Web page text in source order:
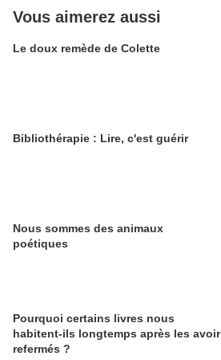
Vous aimerez aussi
Le doux remède de Colette
Bibliothérapie : Lire, c'est guérir
Nous sommes des animaux
poétiques
Pourquoi certains livres nous
habitent-ils longtemps après les avoir
refermés ?